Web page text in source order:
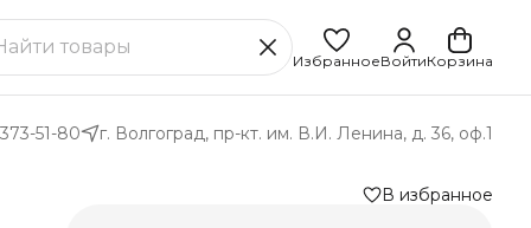
ИзбранноеВойтиКорзина
51-80 г. Волгоград, пр-кт. им. В.И. Ленина, д. 36, оф.1
В избранное